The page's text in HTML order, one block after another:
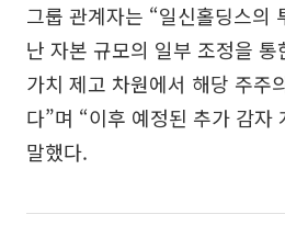
그룹 관계자는 “일신홀딩스의
난 자본 규모의 일부 조정을
가치 제고 차원에서 해당 주주
다”며 “이후 예정된 추가 감자
말했다.